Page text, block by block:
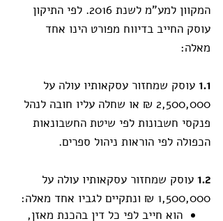
המקוון למע"מ לשנת 2016. לפי התיקון
עוסק החייב בדיווח מפורט הינו אחד
מאלה:
1.1 עוסק שמחזור עסקאותיו עולה על
2,500,000 ₪ או שחלה עליו חובה לנהל
פנקסי חשבונות לפי שיטת החשבונאות
הכפולה לפי הוראות ניהול ספרים.
1.2 עוסק שמחזור עסקאותיו עולה על
1,500,000 ₪ ונתקיים לגביו אחד מאלה:
הוא חייב לפי כל דין בהכנת מאזן,